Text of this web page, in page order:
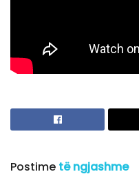
Postime të ngjashme